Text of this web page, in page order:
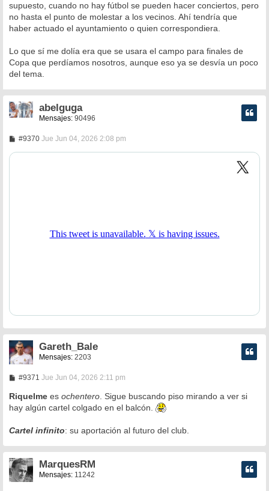
supuesto, cuando no hay fútbol se pueden hacer conciertos, pero
no hasta el punto de molestar a los vecinos. Ahí tendría que
haber actuado el ayuntamiento o quien correspondiera.
Lo que sí me dolía era que se usara el campo para finales de
Copa que perdíamos nosotros, aunque eso ya se desvía un poco
del tema.
abelguga
Mensajes: 90496
#9370M
n
Jue Jun 04, 2026 2:08 pm
Gareth_Bale
Mensajes: 2203
#9371 M
n
a
e
Jue Jun 04, 2026 2:11 pm
Riquelme es ochentero. Sigue buscando piso mirando a ver si
hay algún cartel colgado en el balcón.
Cartel infinito: su aportación al futuro del club.
MarquesRM
Mensajes: 11242